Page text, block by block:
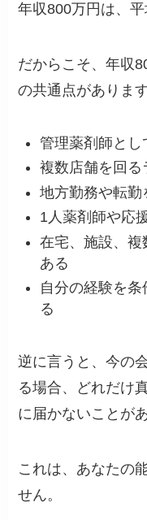
年収800万円は、
だからこそ、年収
の共通点があります
管理薬剤師とし
複数店舗を回る
地方勤務や転勤
1人薬剤師や応
在宅、施設、
ある
自分の経験を
る
逆に言うと、今の
る場合、どれだけ
に届かないことが
これは、あなたの
せん。